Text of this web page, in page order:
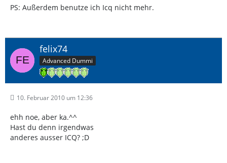
PS: Außerdem benutze ich Icq nicht mehr.
felix74
Advanced Dummi
10. Februar 2010 um 12:36
ehh noe, aber ka.^^
Hast du denn irgendwas
anderes ausser ICQ? ;D